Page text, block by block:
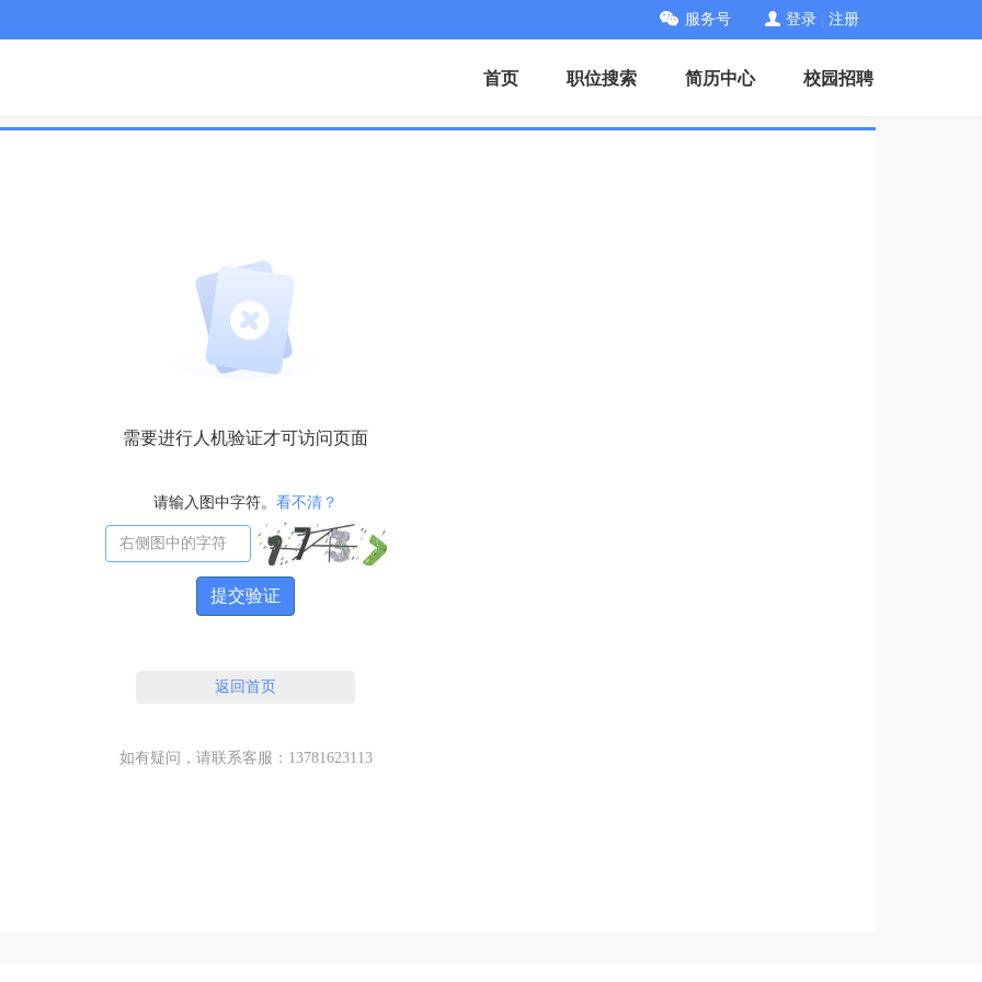
服务号 登录 注册
首页 职位搜索 简历中心 校园招聘
需要进行人机验证才可访问页面
请输入图中字符。 看不清？
提交验证
返回首页
如有疑问，请联系客服：13781623113